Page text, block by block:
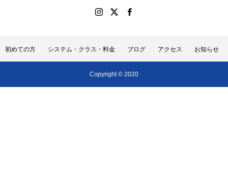
初めての方 システム・クラス・料金 ブログ アクセス お知らせ
Copyright © 2020